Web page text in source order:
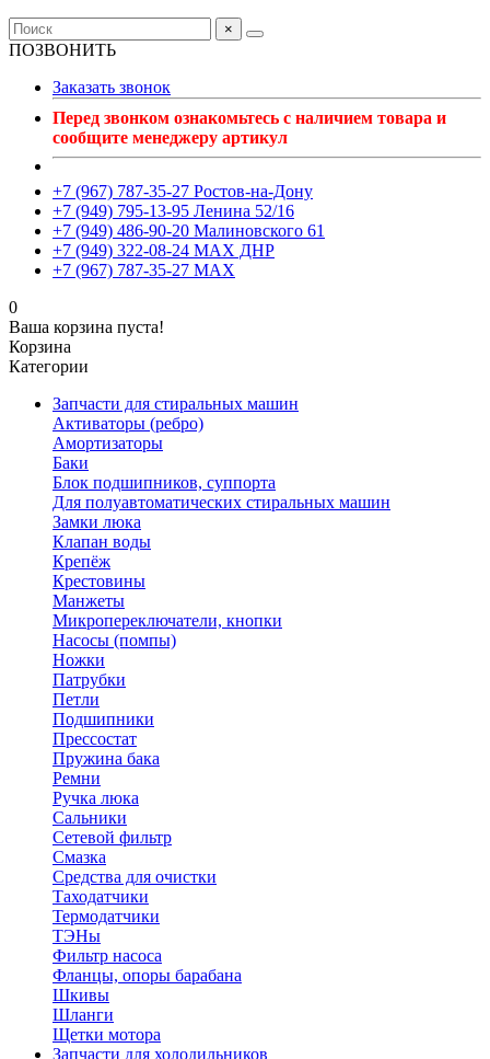
×
ПОЗВОНИТЬ
Заказать звонок
Перед звонком ознакомьтесь с наличием товара и
сообщите менеджеру артикул
+7 (967) 787-35-27 Ростов-на-Дону
+7 (949) 795-13-95 Ленина 52/16
+7 (949) 486-90-20 Малиновского 61
+7 (949) 322-08-24 MAX ДНР
+7 (967) 787-35-27 MAX
0
Ваша корзина пуста!
Корзина
Категории
Запчасти для стиральных машин
Активаторы (ребро)
Амортизаторы
Баки
Блок подшипников, суппорта
Для полуавтоматических стиральных машин
Замки люка
Клапан воды
Крепёж
Крестовины
Манжеты
Микропереключатели, кнопки
Насосы (помпы)
Ножки
Патрубки
Петли
Подшипники
Прессостат
Пружина бака
Ремни
Ручка люка
Сальники
Сетевой фильтр
Смазка
Средства для очистки
Таходатчики
Термодатчики
ТЭНы
Фильтр насоса
Фланцы, опоры барабана
Шкивы
Шланги
Щетки мотора
Запчасти для холодильников